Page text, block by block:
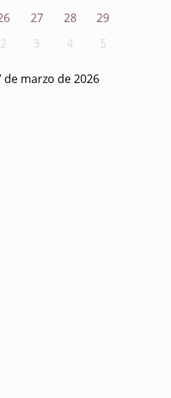
27 28
29
2 3 4 5
de marzo de 2026